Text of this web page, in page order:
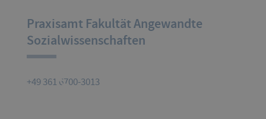
Praxisamt Fakultät Angewandte
Sozialwissenschaften
+49 361 6700-3013